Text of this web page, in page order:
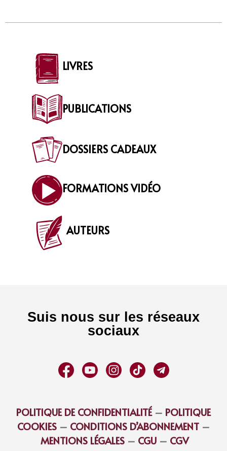
LIVRES
PUBLICATIONS
DOSSIERS CADEAUX
FORMATIONS VIDÉO
AUTEURS
Suis nous sur les réseaux
sociaux
POLITIQUE DE CONFIDENTIALITÉ– POLITIQUE
COOKIES – CONDITIONS D’ABONNEMENT –
MENTIONS LÉGALES – CGU – CGV